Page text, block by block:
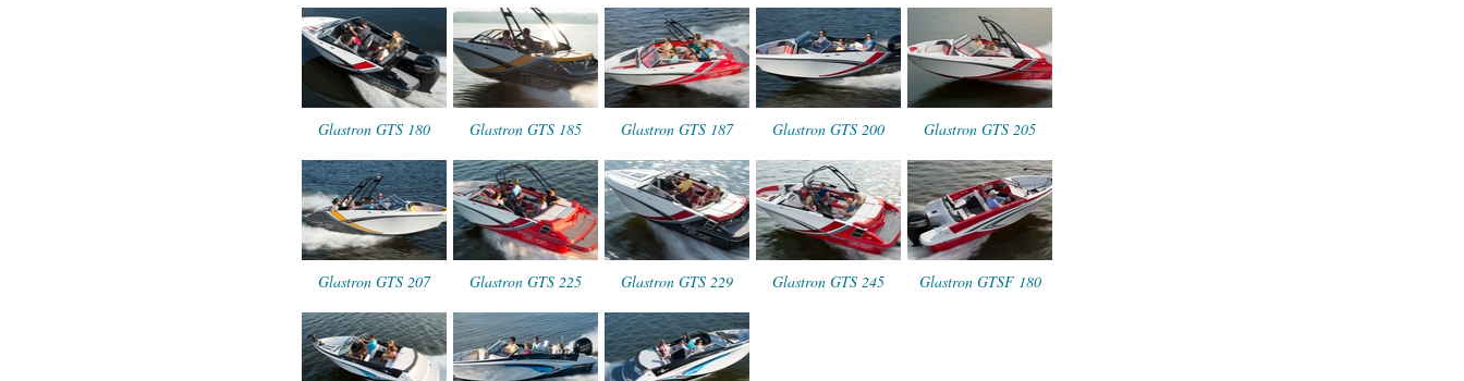
Glastron GTS 180 Glastron GTS 185 Glastron GTS 187 Glastron GTS 200 Glastron GTS 205
Glastron GTS 207 Glastron GTS 225 Glastron GTS 229 Glastron GTS 245 Glastron GTSF 180